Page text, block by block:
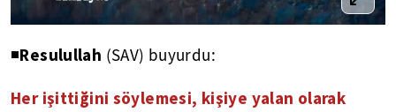
◾Resulullah (SAV) buyurdu:
Her işittiğini söylemesi, kişiye yalan olarak